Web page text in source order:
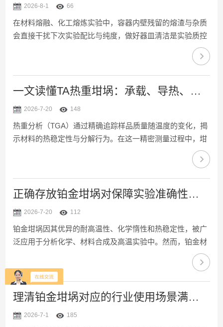
2026-8-1 66
在材料熔融、化工熔炼实验中，容器内壁残留的熔渣与杂质
会直接干扰下次实验配比与纯度，做好器皿清洁是实验质控
的基础。液体坩埚作为盛放高温熔融物料的专用容器，内壁
易附着顽固残留物。遵循规范流程完成清洁作业，可有效去
除污渍杂质，液体坩埚能够保持洁净完好的状态，满足各类
高温熔炼实验的使用标准。1、降温冷却预处理实验结束后
温度降至室温后方可开展清洁工作。骤冷会导致坩埚材质热
胀冷缩，出现开裂、破损等问题。同时清理坩埚内残留的大
块凝固物料，...
一文读懂TA热重坩埚：承载、导热、防干扰完整作用原理
2026-7-20 148
热重分析（TGA）通过精确追踪样品质量随温度的变化，揭
示材料的热稳定性与分解行为。在这一精密测量过程中，坩
埚不仅是承载样品的容器，更是保障数据真实性的关键环
节。它的核心作用可概括为三个层面：可靠承载、高效导热
与有效防干扰。物理承载：为样品提供稳定平台坩埚的首要
任务是安全容纳样品，确保实验顺利进行。不同材质的坩埚
好、成本适中，常用于600℃以下的高分子与有机物测试；
氧化铝（陶瓷）坩埚耐高温且化学惰性，适用于1200℃以上
的无机材...
正确存放铂金坩埚对保障实验准确性至关重要
2026-7-20 112
铂金坩埚因其优异的耐高温性、化学惰性和热稳定性，被广
泛应用于分析化学、材料合成及高温实验中。然而，铂金材
质虽稳定，却质地较软且价格昂贵，若存放不当易造成变
形、污染或机械损伤。因此，掌握铂金坩埚正确存放方法，
对延长其使用寿命和保障实验准确性至关重要。1、清洁干
燥处理：使用后的铂金坩埚必须清洗，先用稀酸(如1:1硝酸)
中烘干。严禁使用含卤素或还原性物质的清洗剂，避免铂表
理清铂金坩埚对应的行业使用场景满足不同检测工序使用需求
2026-7-1 185